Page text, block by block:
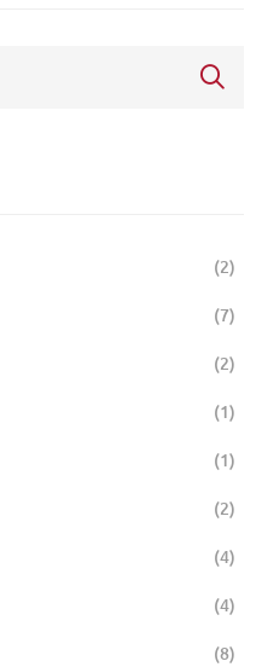
(2)
(7)
(2)
(1)
(1)
(2)
(4)
(4)
(8)